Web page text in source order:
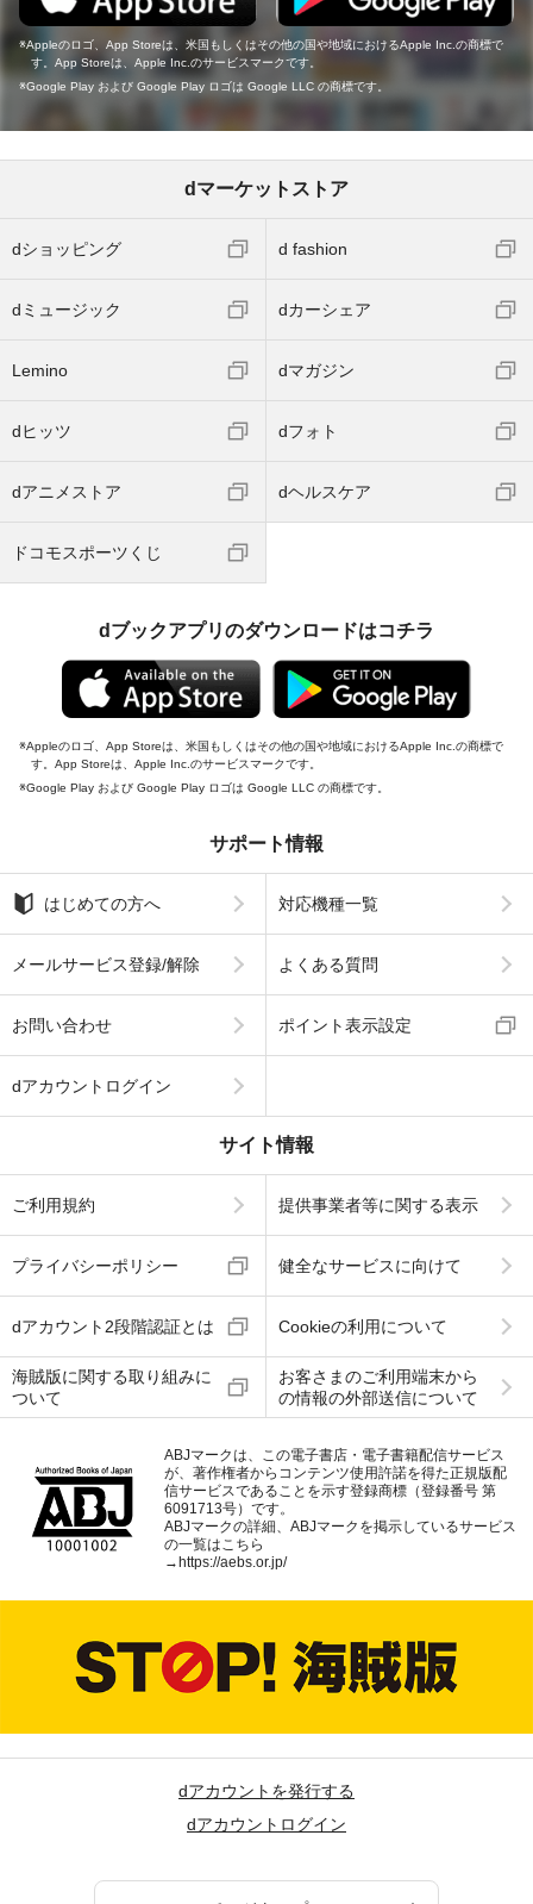
Appleのロゴ、App Storeは、米国もしくはその他の国や地域におけるApple Inc.の商標で
す。App Storeは、Apple Inc.のサービスマークです。
Google Play および Google Play ロゴは Google LLC の商標です。
dマーケットストア
dショッピング d fashion
dミュージック dカーシェア
Lemino dマガジン
dヒッツ dフォト
dアニメストア dヘルスケア
ドコモスポーツくじ
dブックアプリのダウンロードはコチラ
Appleのロゴ、App Storeは、米国もしくはその他の国や地域におけるApple Inc.の商標で
す。App Storeは、Apple Inc.のサービスマークです。
Google Play および Google Play ロゴは Google LLC の商標です。
サポート情報
はじめての方へ 対応機種一覧
メールサービス登録/解除 よくある質問
お問い合わせ ポイント表示設定
dアカウントログイン
サイト情報
ご利用規約 提供事業者等に関する表示
プライバシーポリシー 健全なサービスに向けて
dアカウント2段階認証とは Cookieの利用について
海賊版に関する取り組みに
ついて
お客さまのご利用端末から
の情報の外部送信について
ABJマークは、この電子書店・電子書籍配信サービス
が、著作権者からコンテンツ使用許諾を得た正規版配
信サービスであることを示す登録商標（登録番号 第
6091713号）です。
ABJマークの詳細、ABJマークを掲示しているサービス
の一覧はこちら
→ https://aebs.or.jp/
dアカウントを発行する
dアカウントログイン